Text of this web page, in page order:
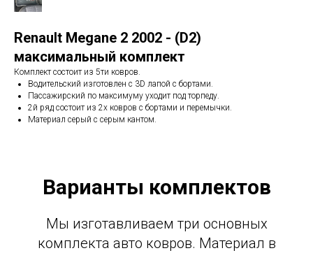
Renault Megane 2 2002 - (D2)
максимальный комплект
Комплект состоит из 5ти ковров.
Водительский изготовлен с 3D лапой с бортами.
Пассажирский по максимуму уходит под торпеду.
2й ряд состоит из 2х ковров с бортами и перемычки.
Материал серый с серым кантом.
Варианты комплектов
Мы изготавливаем три основных
комплекта авто ковров. Материал в